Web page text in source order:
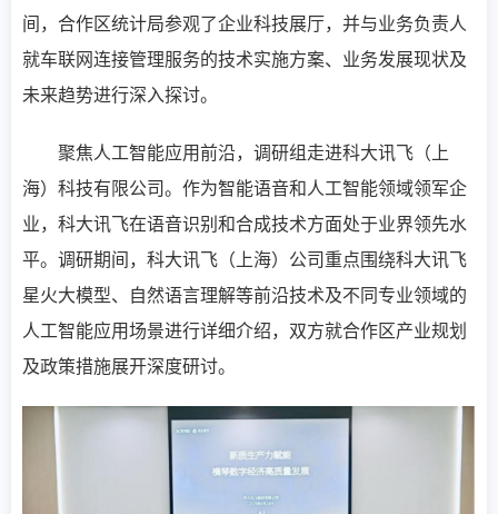
间，合作区统计局参观了企业科技展厅，并与业务负责人
就车联网连接管理服务的技术实施方案、业务发展现状及
未来趋势进行深入探讨。
聚焦人工智能应用前沿，调研组走进科大讯飞（上
海）科技有限公司。作为智能语音和人工智能领域领军企
业，科大讯飞在语音识别和合成技术方面处于业界领先水
平。调研期间，科大讯飞（上海）公司重点围绕科大讯飞
星火大模型、自然语言理解等前沿技术及不同专业领域的
人工智能应用场景进行详细介绍，双方就合作区产业规划
及政策措施展开深度研讨。